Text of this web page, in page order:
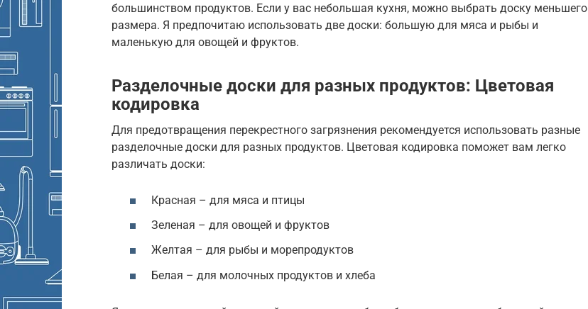
большинством продуктов. Если у вас небольшая кухня, можно выбрать доску меньшего
размера. Я предпочитаю использовать две доски: большую для мяса и рыбы и
маленькую для овощей и фруктов.
Разделочные доски для разных продуктов: Цветовая
кодировка
Для предотвращения перекрестного загрязнения рекомендуется использовать разные
разделочные доски для разных продуктов. Цветовая кодировка поможет вам легко
различать доски:
Красная – для мяса и птицы
Зеленая – для овощей и фруктов
Желтая – для рыбы и морепродуктов
Белая – для молочных продуктов и хлеба